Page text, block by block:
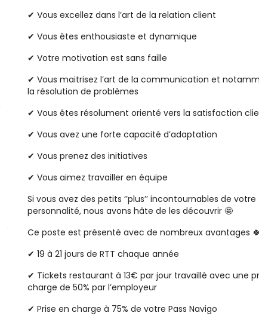
✔ Vous excellez dans l’art de la relation client
✔ Vous êtes enthousiaste et dynamique
✔ Votre motivation est sans faille
✔ Vous maitrisez l’art de la communication et
la résolution de problèmes
✔ Vous êtes résolument orienté vers la satisfaction
✔ Vous avez une forte capacité d’adaptation
✔ Vous prenez des initiatives
✔ Vous aimez travailler en équipe
Si vous avez des petits ‘’plus’’ incontournables de votre
personnalité, nous avons hâte de les découvrir 🤩
Ce poste est présenté avec de nombreux avantages 🍀
✔ 19 à 21 jours de RTT chaque année
✔ Tickets restaurant à 13€ par jour travaillé avec une
charge de 50% par l’employeur
✔ Prise en charge à 75% de votre Pass Navigo